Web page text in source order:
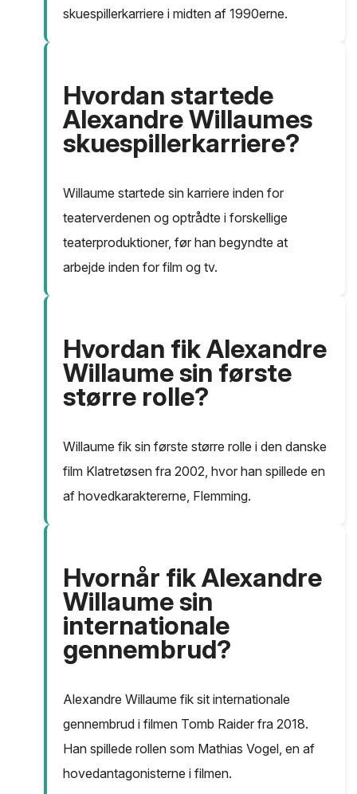
skuespillerkarriere i midten af ​​1990erne.
Hvordan startede
Alexandre Willaumes
skuespillerkarriere?
Willaume startede sin karriere inden for
teaterverdenen og optrådte i forskellige
teaterproduktioner, før han begyndte at
arbejde inden for film og tv.
Hvordan fik Alexandre
Willaume sin første
større rolle?
Willaume fik sin første større rolle i den danske
film Klatretøsen fra 2002, hvor han spillede en
af hovedkaraktererne, Flemming.
Hvornår fik Alexandre
Willaume sin
internationale
gennembrud?
Alexandre Willaume fik sit internationale
gennembrud i filmen Tomb Raider fra 2018.
Han spillede rollen som Mathias Vogel, en af
hovedantagonisterne i filmen.